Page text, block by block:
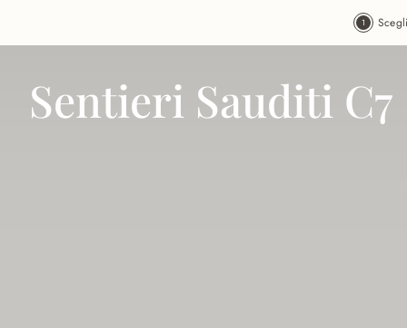
Sentieri Sauditi C7